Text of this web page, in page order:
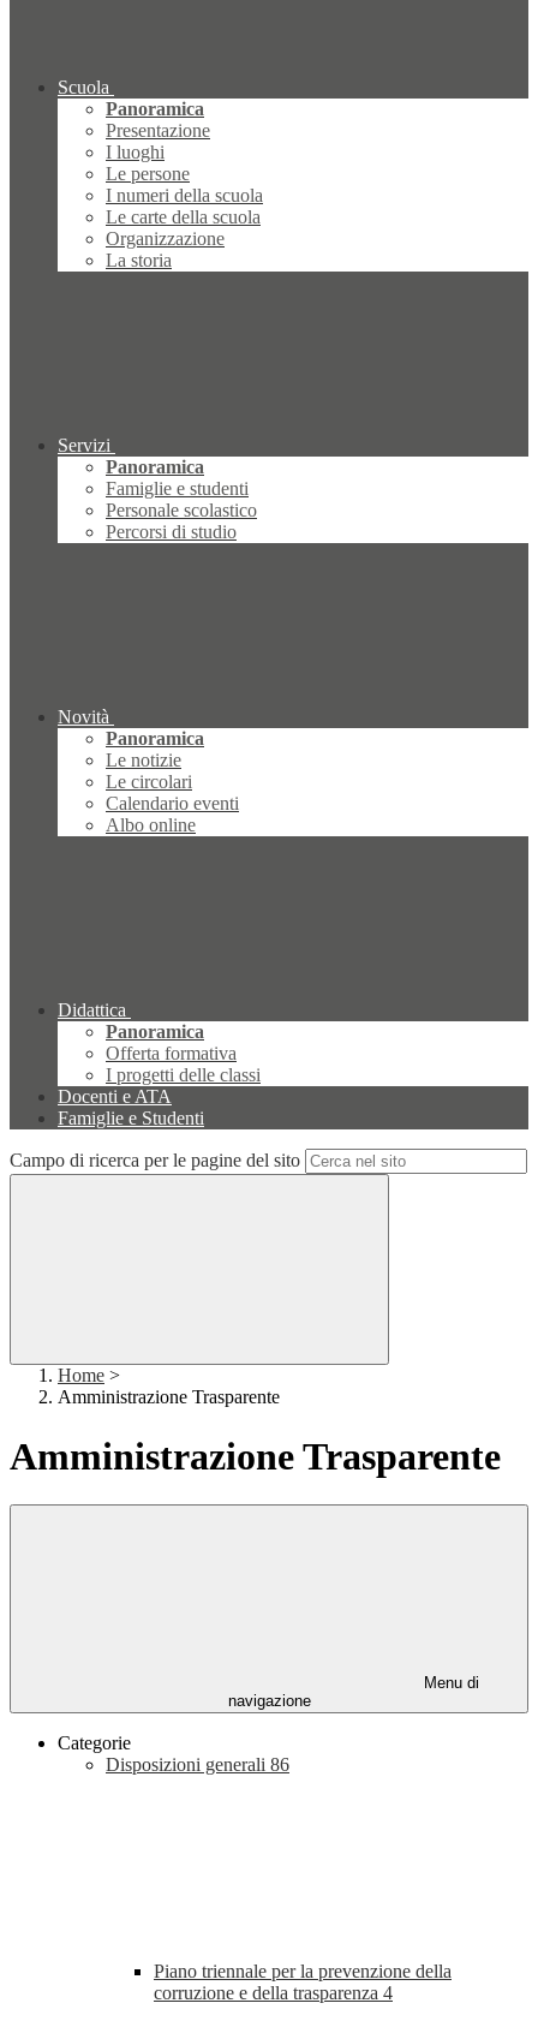
Scuola
Panoramica
Presentazione
I luoghi
Le persone
I numeri della scuola
Le carte della scuola
Organizzazione
La storia
Servizi
Panoramica
Famiglie e studenti
Personale scolastico
Percorsi di studio
Novità
Panoramica
Le notizie
Le circolari
Calendario eventi
Albo online
Didattica
Panoramica
Offerta formativa
I progetti delle classi
Docenti e ATA
Famiglie e Studenti
Campo di ricerca per le pagine del sito
Home >
Amministrazione Trasparente
Amministrazione Trasparente
Menu di
navigazione
Categorie
Disposizioni generali 86
Piano triennale per la prevenzione della
corruzione e della trasparenza 4